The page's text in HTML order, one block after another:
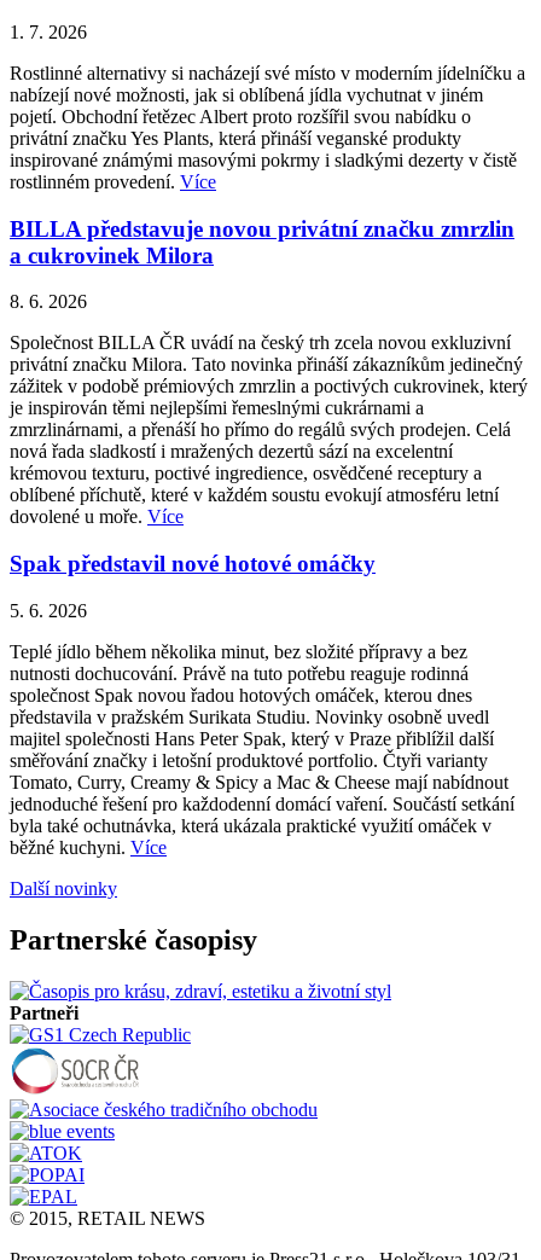
1. 7. 2026
Rostlinné alternativy si nacházejí své místo v moderním jídelníčku a
nabízejí nové možnosti, jak si oblíbená jídla vychutnat v jiném
pojetí. Obchodní řetězec Albert proto rozšířil svou nabídku o
privátní značku Yes Plants, která přináší veganské produkty
inspirované známými masovými pokrmy i sladkými dezerty v čistě
rostlinném provedení. Více
BILLA představuje novou privátní značku zmrzlin
a cukrovinek Milora
8. 6. 2026
Společnost BILLA ČR uvádí na český trh zcela novou exkluzivní
privátní značku Milora. Tato novinka přináší zákazníkům jedinečný
zážitek v podobě prémiových zmrzlin a poctivých cukrovinek, který
je inspirován těmi nejlepšími řemeslnými cukrárnami a
zmrzlinárnami, a přenáší ho přímo do regálů svých prodejen. Celá
nová řada sladkostí i mražených dezertů sází na excelentní
krémovou texturu, poctivé ingredience, osvědčené receptury a
oblíbené příchutě, které v každém soustu evokují atmosféru letní
dovolené u moře. Více
Spak představil nové hotové omáčky
5. 6. 2026
Teplé jídlo během několika minut, bez složité přípravy a bez
nutnosti dochucování. Právě na tuto potřebu reaguje rodinná
společnost Spak novou řadou hotových omáček, kterou dnes
představila v pražském Surikata Studiu. Novinky osobně uvedl
majitel společnosti Hans Peter Spak, který v Praze přiblížil další
směřování značky i letošní produktové portfolio. Čtyři varianty
Tomato, Curry, Creamy & Spicy a Mac & Cheese mají nabídnout
jednoduché řešení pro každodenní domácí vaření. Součástí setkání
byla také ochutnávka, která ukázala praktické využití omáček v
běžné kuchyni. Více
Další novinky
Partnerské časopisy
Partneři
© 2015, RETAIL NEWS